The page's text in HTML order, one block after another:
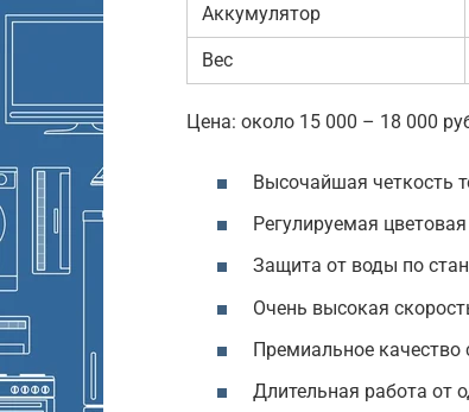
Аккумулятор
Вес
Цена: около 15 000 – 18 000
Высочайшая четкость
Регулируемая
Защита от воды по
Очень высокая
Премиальное качество
Длительная работа от